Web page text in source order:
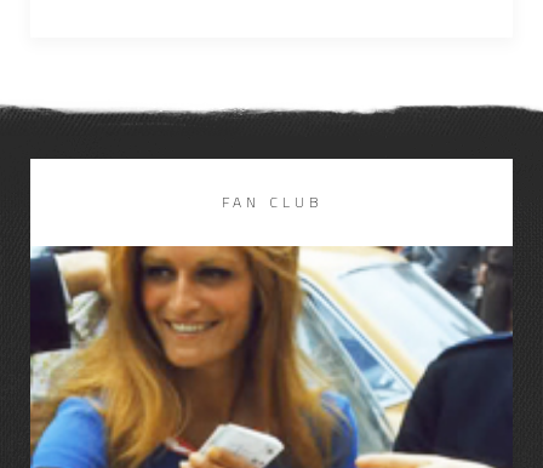
FAN CLUB
LIRE LA SUITE